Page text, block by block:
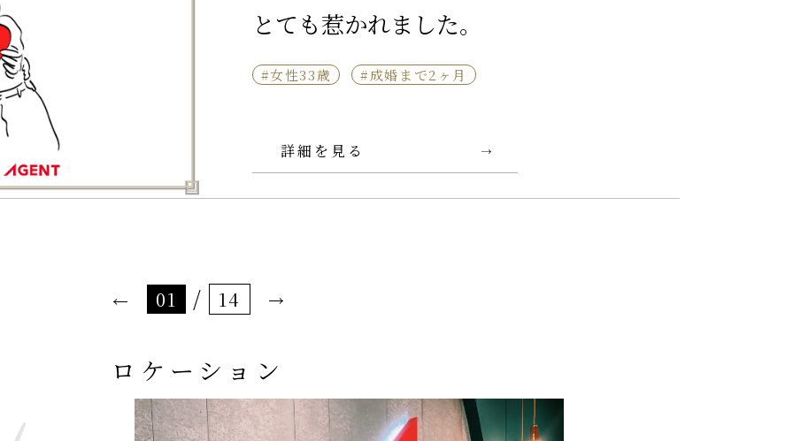
とても惹かれました。
#女性33歳 #成婚まで2ヶ月
詳細を見る
01 / 14
ロケーション